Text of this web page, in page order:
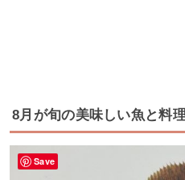
8月が旬の美味しい魚と料
Save